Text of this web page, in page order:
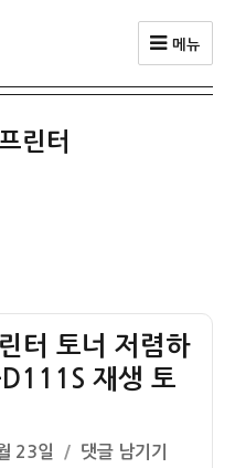
메뉴
린터
터 토너 저렴하
재생 토
23일
삼
댓글 남기기